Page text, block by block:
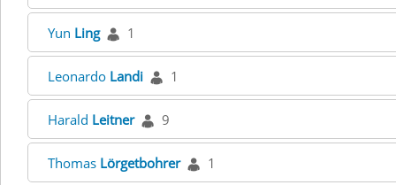
Yun Ling 1
Leonardo Landi 1
Harald Leitner 9
Thomas Lörgetbohrer 1